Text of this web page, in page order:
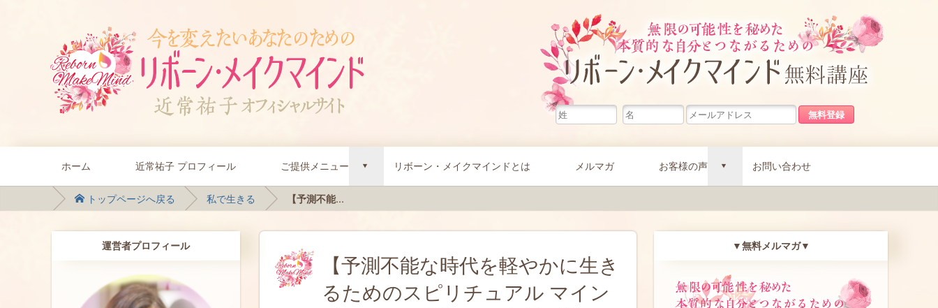
ホーム 近常祐子 プロフィール ご提供メニュー d リボーン・メイクマインドとは メルマガ お客様の声 d お問い合わせ
トップページへ戻る 私で生きる 【予測不能...
【予測不能な時代を軽やかに生き
るためのスピリチュアル マイン
運営者プロフィール ▼無料メルマガ▼